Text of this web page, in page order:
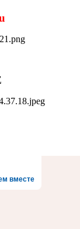
вместе